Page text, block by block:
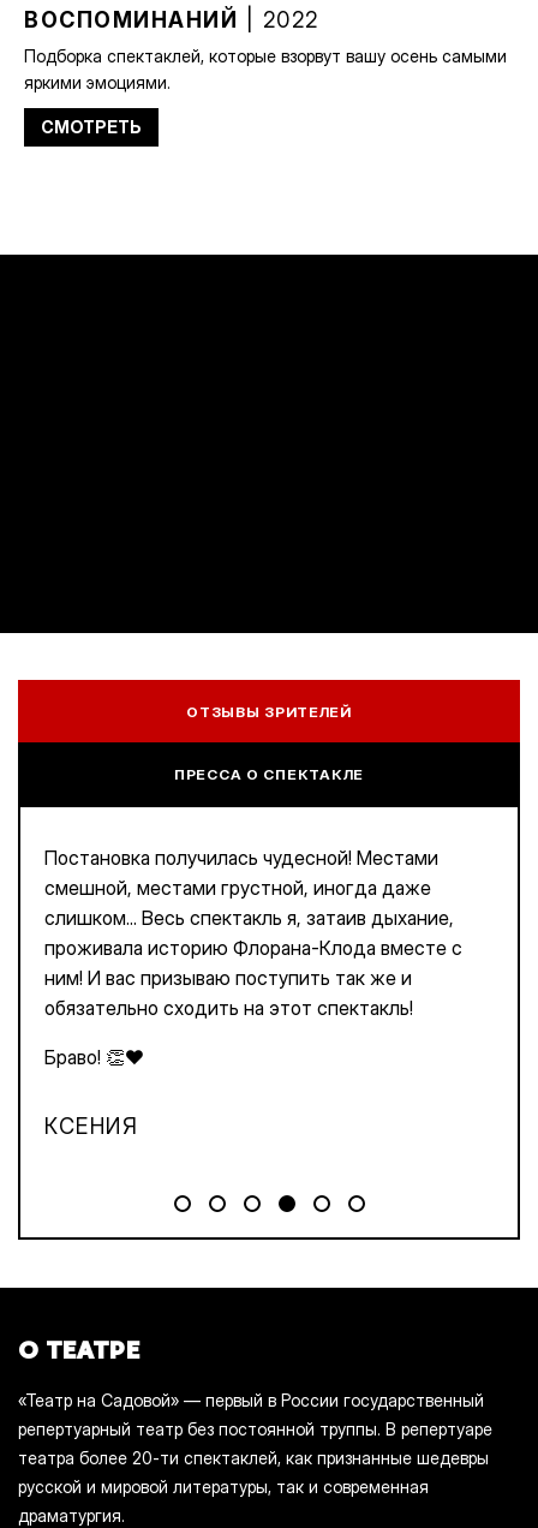
ВОСПОМИНАНИЙ | 2022
Подборка спектаклей, которые взорвут вашу осень самыми
яркими эмоциями.
СМОТРЕТЬ
ОТЗЫВЫ ЗРИТЕЛЕЙ
ПРЕССА О СПЕКТАКЛЕ
Постановка получилась чудесной! Местами
смешной, местами грустной, иногда даже
слишком... Весь спектакль я, затаив дыхание,
проживала историю Флорана-Клода вместе с
ним! И вас призываю поступить так же и
обязательно сходить на этот спектакль!
Браво! 👏❤️
КСЕНИЯ
О ТЕАТРЕ
«Театр на Садовой» — первый в России государственный
репертуарный театр без постоянной труппы. В репертуаре
театра более 20-ти спектаклей, как признанные шедевры
русской и мировой литературы, так и современная
драматургия.